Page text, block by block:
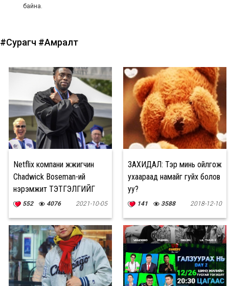
байна.
#Сурагч #Амралт
Netflix компани жүжигчин
Chadwick Boseman-ий
нэрэмжит ТЭТГЭЛГИЙГ
зарлалаа
552 4076 2021-10-05
ЗАХИДАЛ: Тэр минь ойлгож
ухаараад намайг гуйх болов
уу?
141 3588 2018-12-10